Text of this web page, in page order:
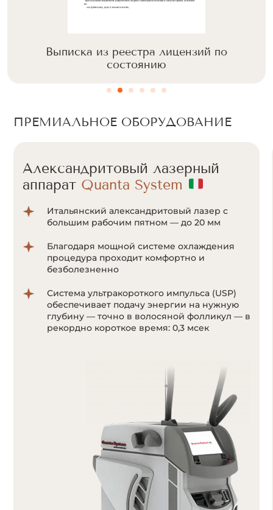
Выписка из реестра лицензий по
состоянию
ПРЕМИАЛЬНОЕ ОБОРУДОВАНИЕ
Александритовый лазерный
аппарат Cunosure Apogee+
Отсутствие болевых ощущений за счет
мощной системы охлаждения Zimmer;
Система ультракороткого импульса
позволяет воздействовать на волоски даже
с минимальным количеством пигмента